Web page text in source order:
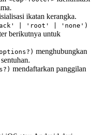
ikatan kerangka.
| 'root' | 'none')
berikutnya untuk
menghubungkan
mendaftarkan panggilan